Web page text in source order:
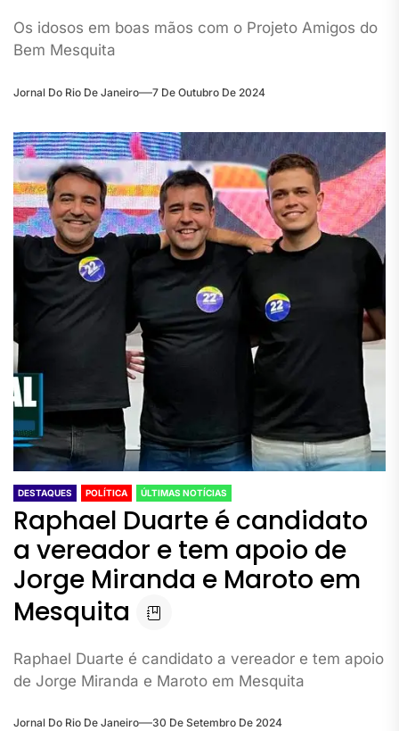
Os idosos em boas mãos com o Projeto Amigos do
Bem Mesquita
Jornal Do Rio De Janeiro 7 De Outubro De 2024
DESTAQUES POLÍTICA ÚLTIMAS NOTÍCIAS
Raphael Duarte é candidato
a vereador e tem apoio de
Jorge Miranda e Maroto em
Mesquita
Raphael Duarte é candidato a vereador e tem apoio
de Jorge Miranda e Maroto em Mesquita
Jornal Do Rio De Janeiro 30 De Setembro De 2024